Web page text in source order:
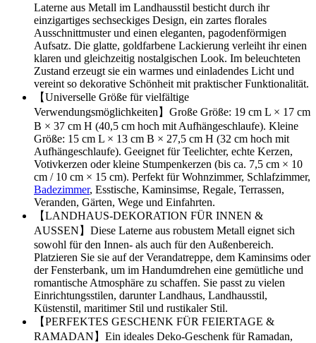
Laterne aus Metall im Landhausstil besticht durch ihr
einzigartiges sechseckiges Design, ein zartes florales
Ausschnittmuster und einen eleganten, pagodenförmigen
Aufsatz. Die glatte, goldfarbene Lackierung verleiht ihr einen
klaren und gleichzeitig nostalgischen Look. Im beleuchteten
Zustand erzeugt sie ein warmes und einladendes Licht und
vereint so dekorative Schönheit mit praktischer Funktionalität.
【Universelle Größe für vielfältige
Verwendungsmöglichkeiten】Große Größe: 19 cm L × 17 cm
B × 37 cm H (40,5 cm hoch mit Aufhängeschlaufe). Kleine
Größe: 15 cm L × 13 cm B × 27,5 cm H (32 cm hoch mit
Aufhängeschlaufe). Geeignet für Teelichter, echte Kerzen,
Votivkerzen oder kleine Stumpenkerzen (bis ca. 7,5 cm × 10
cm / 10 cm × 15 cm). Perfekt für Wohnzimmer, Schlafzimmer,
Badezimmer, Esstische, Kaminsimse, Regale, Terrassen,
Veranden, Gärten, Wege und Einfahrten.
【LANDHAUS-DEKORATION FÜR INNEN &
AUSSEN】Diese Laterne aus robustem Metall eignet sich
sowohl für den Innen- als auch für den Außenbereich.
Platzieren Sie sie auf der Verandatreppe, dem Kaminsims oder
der Fensterbank, um im Handumdrehen eine gemütliche und
romantische Atmosphäre zu schaffen. Sie passt zu vielen
Einrichtungsstilen, darunter Landhaus, Landhausstil,
Küstenstil, maritimer Stil und rustikaler Stil.
【PERFEKTES GESCHENK FÜR FEIERTAGE &
RAMADAN】Ein ideales Deko-Geschenk für Ramadan,